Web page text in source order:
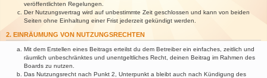
veröffentlichten Regelungen.
Der Nutzungsvertrag wird auf unbestimmte Zeit geschlossen und kann von beiden
Seiten ohne Einhaltung einer Frist jederzeit gekündigt werden.
2. EINRÄUMUNG VON NUTZUNGSRECHTEN
Mit dem Erstellen eines Beitrags erteilst du dem Betreiber ein einfaches, zeitlich und
räumlich unbeschränktes und unentgeltliches Recht, deinen Beitrag im Rahmen des
Boards zu nutzen.
Das Nutzungsrecht nach Punkt 2, Unterpunkt a bleibt auch nach Kündigung des